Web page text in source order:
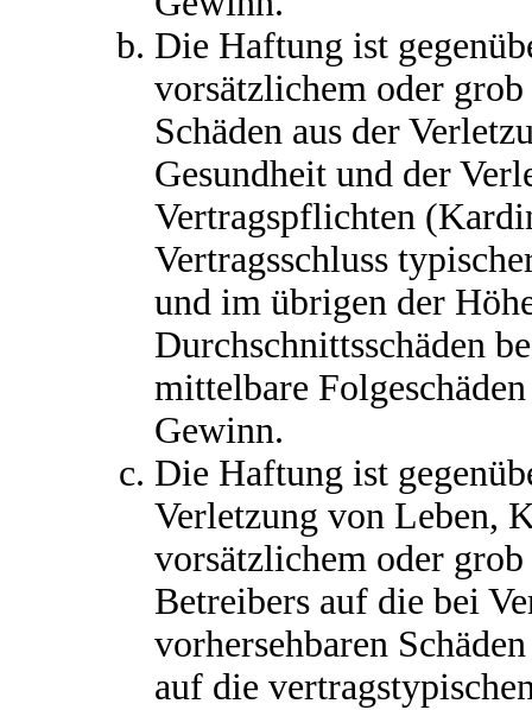
Die Haftung ist
vorsätzlichem oder
Schäden aus der
Gesundheit und der
Vertragspflichten
Vertragsschluss
und im übrigen der
Durchschnittsschäden
mittelbare
Gewinn.
Die Haftung ist
Verletzung von Leben,
vorsätzlichem oder
Betreibers auf die bei
vorhersehbaren
auf die